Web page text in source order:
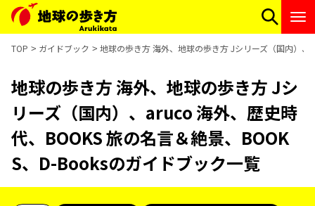
TOP ガイドブック 地球の歩き方 海外、地球の歩き方 Jシリーズ（国内）
地球の歩き方 海外、地球の歩き方 Jシ
リーズ（国内）、aruco 海外、歴史時
代、BOOKS 旅の名言＆絶景、BOOK
S、D-Booksのガイドブック一覧